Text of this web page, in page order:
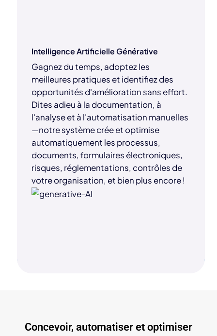
Intelligence Artificielle Générative
Gagnez du temps, adoptez les
meilleures pratiques et identifiez des
opportunités d'amélioration sans effort.
Dites adieu à la documentation, à
l'analyse et à l'automatisation manuelles
—notre système crée et optimise
automatiquement les processus,
documents, formulaires électroniques,
risques, réglementations, contrôles de
votre organisation, et bien plus encore !
Concevoir, automatiser et optimiser